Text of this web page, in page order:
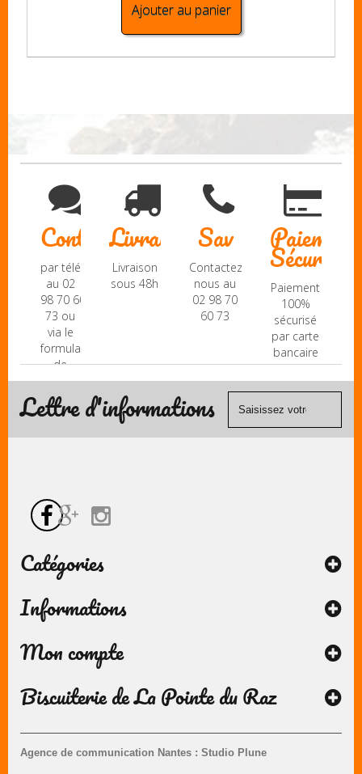
Ajouter au panier
Contact
par téléphone
au 02
98 70 60
73 ou
via le
formulaire
de
contact
Livraison
Livraison
sous 48h
Sav
Contactez-
nous au
02 98 70
60 73
Paiement
Sécurisé
Paiement
100%
sécurisé
par carte
bancaire
(Mastercard,
Visa, ...) et
Lettre d'informations
Catégories
Informations
Agence de communication Nantes : Studio Plune
Mon compte
Biscuiterie de La Pointe du Raz